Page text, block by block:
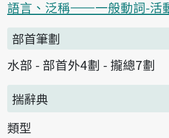
語言、泛稱——一般動詞-活
部首筆劃
水部 - 部首外4劃 - 攏總7劃
揣辭典
類型